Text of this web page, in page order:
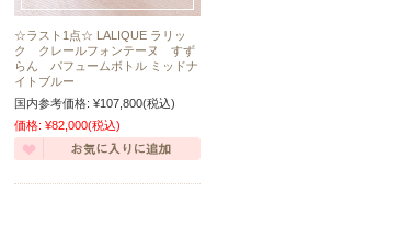
☆ラスト1点☆ LALIQUE ラリッ
ク クレールフォンテーヌ すず
らん パフュームボトル ミッドナ
イトブルー
国内参考価格: ¥107,800(税込)
価格: ¥82,000(税込)